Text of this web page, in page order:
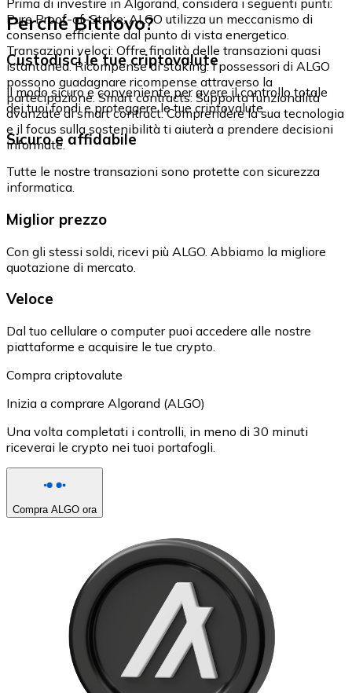
Prima di investire in Algorand, considera i seguenti punti:
Pure Proof-of-Stake: ALGO utilizza un meccanismo di
consenso efficiente dal punto di vista energetico.
Transazioni veloci: Offre finalità delle transazioni quasi
istantanea. Ricompense di staking: I possessori di ALGO
possono guadagnare ricompense attraverso la
partecipazione. Smart contracts: Supporta funzionalità
avanzate di smart contract. Comprendere la sua tecnologia
e il focus sulla sostenibilità ti aiuterà a prendere decisioni
informate.
Perché Bitnovo?
Custodisci le tue criptovalute
Il modo sicuro e conveniente per avere il controllo totale
dei tuoi fondi e proteggere le tue criptovalute.
Sicuro e affidabile
Tutte le nostre transazioni sono protette con sicurezza
informatica.
Miglior prezzo
Con gli stessi soldi, ricevi più ALGO. Abbiamo la migliore
quotazione di mercato.
Veloce
Dal tuo cellulare o computer puoi accedere alle nostre
piattaforme e acquisire le tue crypto.
Compra criptovalute
Inizia a comprare Algorand (ALGO)
Una volta completati i controlli, in meno di 30 minuti
riceverai le crypto nei tuoi portafogli.
Compra ALGO ora